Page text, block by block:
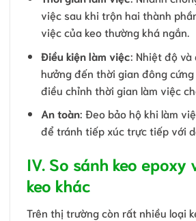
việc sau khi trộn hai thành
việc của keo thường khá ngắn.
Điều kiện làm việc: Nhiệt độ và
hưởng đến thời gian đông cứng
điều chỉnh thời gian làm việc
An toàn: Đeo bảo hộ khi làm
để tránh tiếp xúc trực tiếp với
IV. So sánh keo epoxy
keo khác
Trên thị trường còn rất nhiều loại